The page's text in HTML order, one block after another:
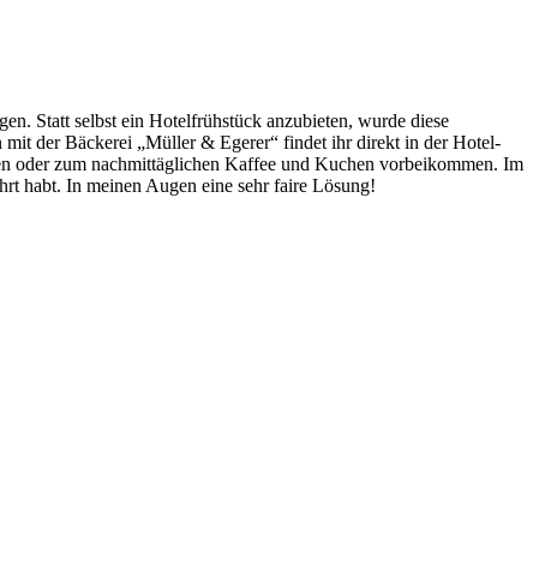
Statt selbst ein Hotelfrühstück anzubieten, wurde diese
mit der Bäckerei „Müller & Egerer“ findet ihr direkt in der Hotel-
oder zum nachmittäglichen Kaffee und Kuchen vorbeikommen. Im
habt. In meinen Augen eine sehr faire Lösung!